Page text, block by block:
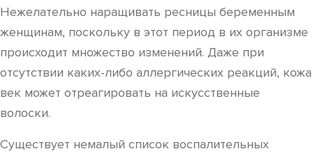
Нежелательно наращивать ресницы беременным
женщинам, поскольку в этот период в их организме
происходит множество изменений. Даже при
отсутствии каких-либо аллергических реакций, кожа
век может отреагировать на искусственные
волоски.
Существует немалый список воспалительных